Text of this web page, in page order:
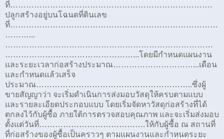
ที่………………………………………………………………….
ปลูกสร้างอยู่บนโฉนดที่ดินเลข
ที่……………………………………………………………………
………...
……………………………………………………………………
…………………………………………...โดยมีกำหนดแผนงาน
และระยะเวลาก่อสร้างประมาณ…………………………...เดือน
และกำหนดแล้วเสร็จ
ประมาณ…………………………………………………..ซึ่งผู้
ขายสัญญาว่า จะเริ่มดำเนินการส่งมอบวัสดุให้ครบตามแบบ
และรายละเอียดประกอบแบบ โดยเริ่มจัดหาวัสดุก่อสร้างที่ได้
ตกลงไว้กับผู้ซื้อ ภายใต้การตรวจสอบคุณภาพ และจะเริ่มส่งมอบ
ตั้งแต่วันที่………………………………….ให้กับผู้ซื้อ ณ สถานที่
ที่ก่อสร้างของผู้ซื้อเป็นคราวๆ ตามแผนงานและกำหนดระยะ